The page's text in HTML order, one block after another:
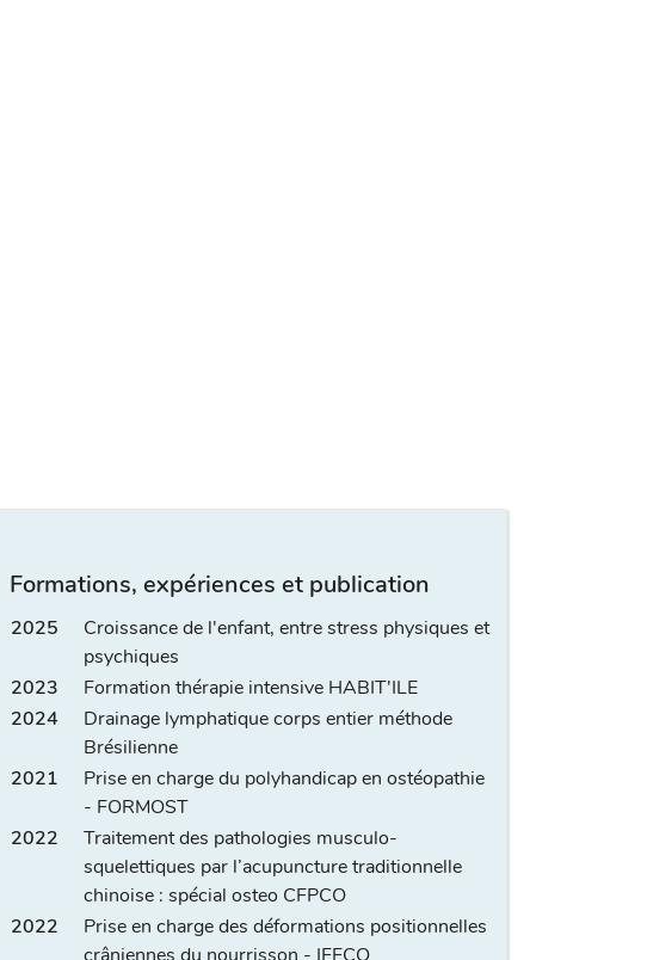
Formations, expériences et publication
2025
Croissance de l'enfant, entre stress physiques et
psychiques
2023
Formation thérapie intensive HABIT'ILE
2024
Drainage lymphatique corps entier méthode
Brésilienne
2021
Prise en charge du polyhandicap en ostéopathie
- FORMOST
2022
Traitement des pathologies musculo-
squelettiques par l’acupuncture traditionnelle
chinoise : spécial osteo CFPCO
2022
Prise en charge des déformations positionnelles